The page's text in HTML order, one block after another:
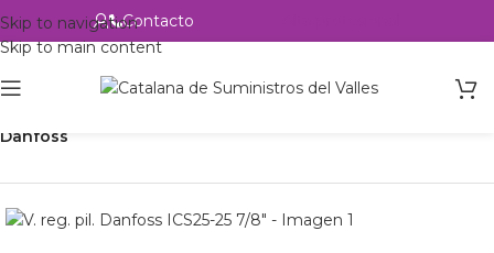
Skip to navigation
Skip to main content
Contacto
Danfoss